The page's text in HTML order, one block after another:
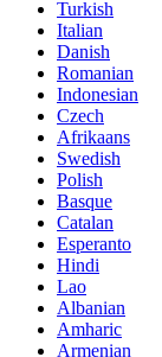
Turkish
Italian
Danish
Romanian
Indonesian
Czech
Afrikaans
Swedish
Polish
Basque
Catalan
Esperanto
Hindi
Lao
Albanian
Amharic
Armenian